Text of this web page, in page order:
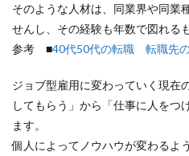
そのような人材は、同業界や同業
せんし、その経験も年数で図れる
参考 ■40代50代の転職 転職先
ジョブ型雇用に変わっていく現在
してもらう」から「仕事に人をつ
ます。
個人によってノウハウが変わるよ